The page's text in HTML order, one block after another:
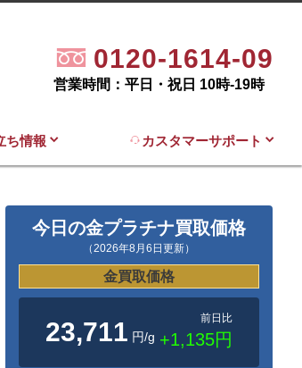
0120-1614-09
営業時間：平日・祝日 10時-19時
ち情報 カスタマーサポート
今日の金プラチナ買取価格
（2026年8月6日更新）
金買取価格
23,711 円/g
前日比
+1,135円